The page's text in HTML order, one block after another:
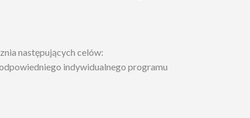
następujących celów:
indywidualnego programu